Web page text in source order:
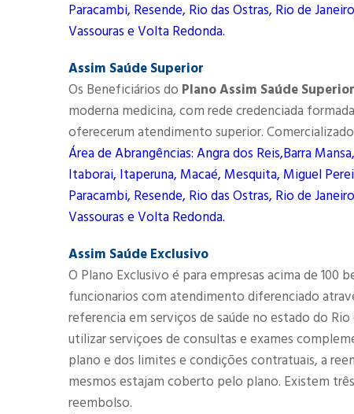
Paracambi, Resende, Rio das Ostras, Rio de
Vassouras e Volta Redonda.
Assim Saúde Superior
Os Beneficiários do Plano Assim Saúde Superior
moderna medicina, com rede credenciada
oferecerum atendimento superior.
Área de Abrangências: Angra dos Reis,Barra
Itaborai, Itaperuna, Macaé, Mesquita, Miguel
Paracambi, Resende, Rio das Ostras, Rio de
Vassouras e Volta Redonda.
Assim Saúde Exclusivo
O Plano Exclusivo é para empresas acima de 100
funcionarios com atendimento diferenciado
referencia em serviços de saúde no estado do
utilizar serviçoes de consultas e exames
plano e dos limites e condições contratuais, a
mesmos estajam coberto pelo plano. Existem
reembolso.